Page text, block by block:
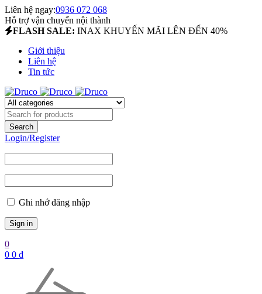
Liên hệ ngay:0936 072 068
Hỗ trợ vận chuyển nội thành
FLASH SALE: INAX KHUYẾN MÃI LÊN ĐẾN 40%
Giới thiệu
Liên hệ
Tin tức
Login/Register
Ghi nhớ đăng nhập
0
0 0 ₫